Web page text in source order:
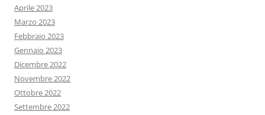
Aprile 2023
Marzo 2023
Febbraio 2023
Gennaio 2023
Dicembre 2022
Novembre 2022
Ottobre 2022
Settembre 2022